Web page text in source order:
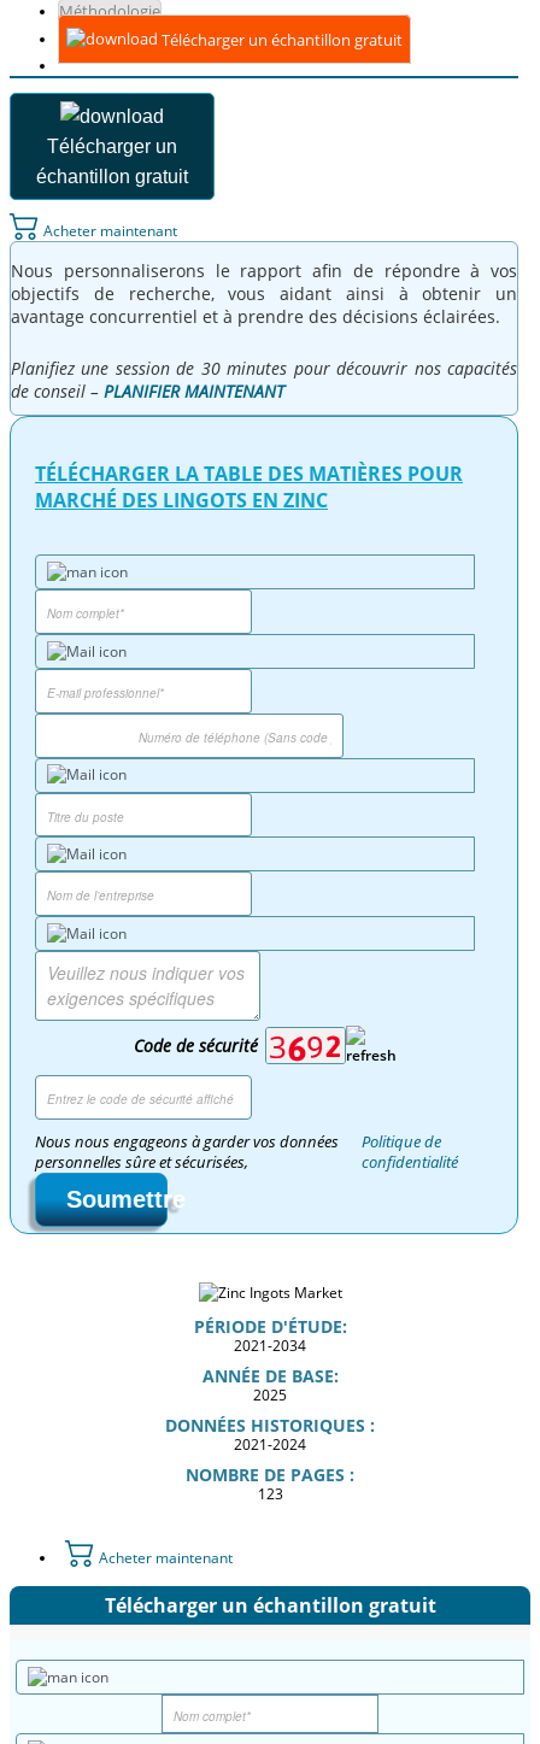
Méthodologie
Télécharger un échantillon gratuit
Télécharger un
échantillon gratuit
Acheter maintenant
Nous personnaliserons le rapport afin de répondre à vos
objectifs de recherche, vous aidant ainsi à obtenir un
avantage concurrentiel et à prendre des décisions éclairées.
Planifiez une session de 30 minutes pour découvrir nos capacités
de conseil – PLANIFIER MAINTENANT
TÉLÉCHARGER LA TABLE DES MATIÈRES POUR
MARCHÉ DES LINGOTS EN ZINC
Code de sécurité
Nous nous engageons à garder vos données
personnelles sûre et sécurisées,
Politique de
confidentialité
Soumettre
PÉRIODE D'ÉTUDE:
2021-2034
ANNÉE DE BASE:
2025
DONNÉES HISTORIQUES :
2021-2024
NOMBRE DE PAGES :
123
Acheter maintenant
Télécharger un échantillon gratuit